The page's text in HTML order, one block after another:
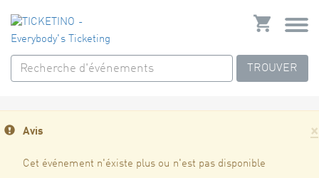
TROUVER
×
Avis
Cet événement n'éxiste plus ou n'est pas disponible